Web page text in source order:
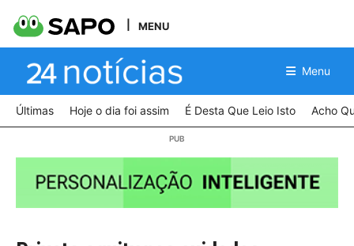
MENU
Menu
Últimas Hoje o dia foi assim É Desta Que Leio Isto Acho